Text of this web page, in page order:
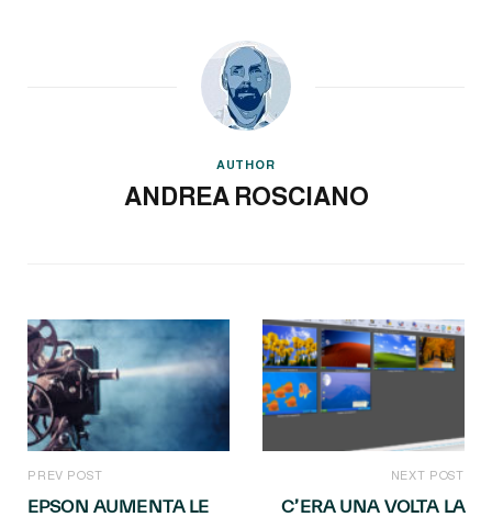
AUTHOR
ANDREA ROSCIANO
PREV POST
EPSON AUMENTA LE
NEXT POST
C’ERA UNA VOLTA LA